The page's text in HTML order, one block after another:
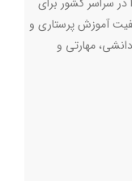
آموزش پرستاری و
مهارتی و